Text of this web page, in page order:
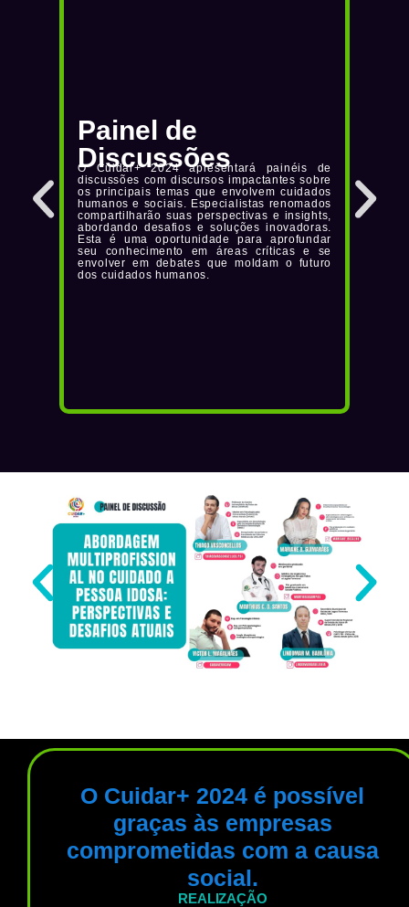
Painel de
Discussões
O Cuidar+ 2024 apresentará painéis de
discussões com discursos impactantes sobre
os principais temas que envolvem cuidados
humanos e sociais. Especialistas renomados
compartilharão suas perspectivas e insights,
abordando desafios e soluções inovadoras.
Esta é uma oportunidade para aprofundar
seu conhecimento em áreas críticas e se
envolver em debates que moldam o futuro
dos cuidados humanos.
O Cuidar+ 2024 é possível
graças às empresas
comprometidas com a causa
social.
REALIZAÇÃO